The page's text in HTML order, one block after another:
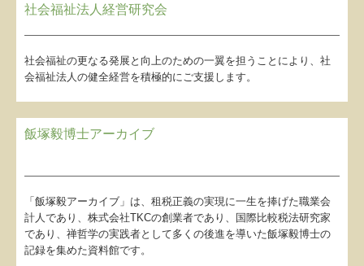
社会福祉法人経営研究会
社会福祉の更なる発展と向上のための一翼を担うことにより、社
会福祉法人の健全経営を積極的にご支援します。
飯塚毅博士アーカイブ
「飯塚毅アーカイブ」は、租税正義の実現に一生を捧げた職業会
計人であり、株式会社TKCの創業者であり、国際比較税法研究家
であり、禅哲学の実践者として多くの後進を導いた飯塚毅博士の
記録を集めた資料館です。